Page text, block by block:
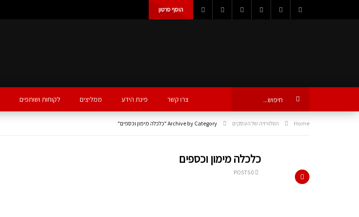
הוסף סרטון
לקוחות ושותפים ממליצים פינת הידע צרו קשר
Home הטלוויזיה של העסקים Archive by Category "כלכלה מימון וכספים"
כלכלה מימון וכספים
0 POSTS